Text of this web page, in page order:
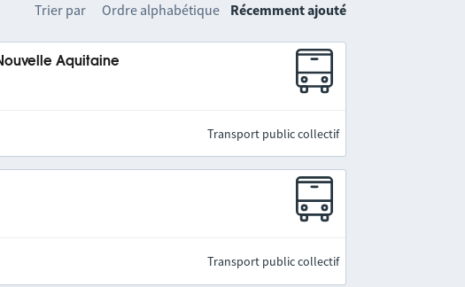
Trier par Ordre alphabétique Récemment ajouté
Aquitaine
Transport public collectif
Transport public collectif